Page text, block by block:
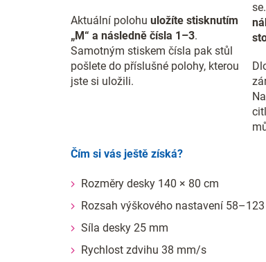
Aktuální polohu uložíte stisknutím
„M“ a následně čísla 1–3.
Samotným stiskem čísla pak stůl
pošlete do příslušné polohy, kterou
jste si uložili.
se.
Čím si vás ještě získá?
Rozměry desky 140 × 80 cm
Rozsah výškového nastavení
Síla desky 25 mm
Rychlost zdvihu 38 mm/s